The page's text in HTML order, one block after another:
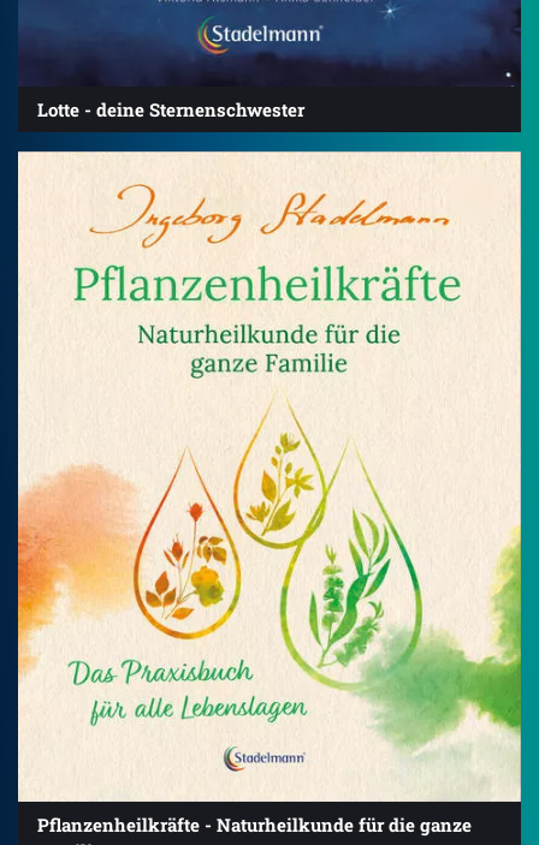
Lotte - deine Sternenschwester
Pflanzenheilkräfte - Naturheilkunde für die ganze